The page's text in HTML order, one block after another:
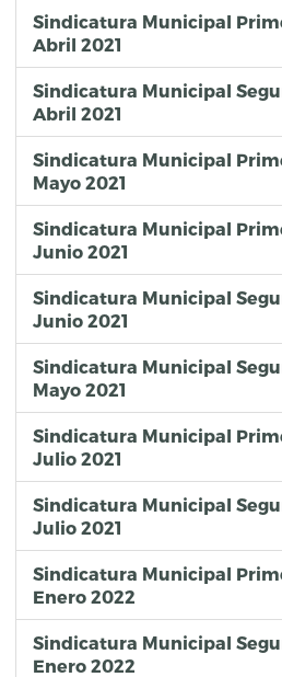
Sindicatura Municipal
Abril 2021
Sindicatura Municipal
Abril 2021
Sindicatura Municipal
Mayo 2021
Sindicatura Municipal
Junio 2021
Sindicatura Municipal
Junio 2021
Sindicatura Municipal
Mayo 2021
Sindicatura Municipal
Julio 2021
Sindicatura Municipal
Julio 2021
Sindicatura Municipal
Enero 2022
Sindicatura Municipal
Enero 2022